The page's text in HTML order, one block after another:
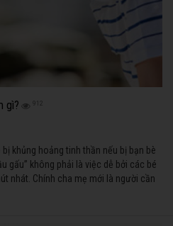
gì? 912
khủng hoảng tinh thần nếu bị bạn bè
gấu” không phải là việc dễ bởi các bé
nhát. Chính cha mẹ mới là người cần